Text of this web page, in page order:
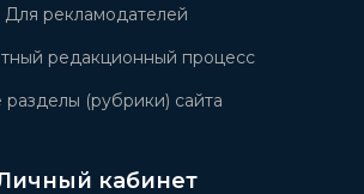
Для рекламодателей
редакционный процесс
разделы (рубрики) сайта
кабинет